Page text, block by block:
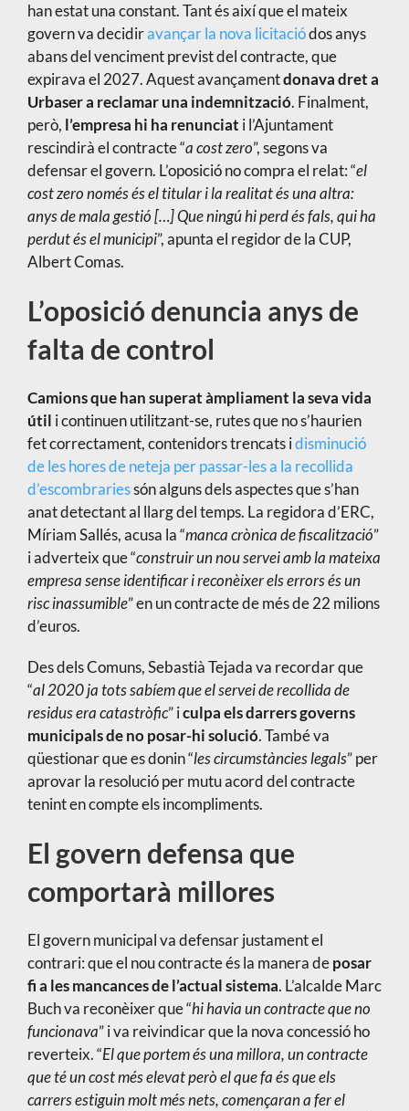
han estat una constant. Tant és així que el mateix
govern va decidiravançar la nova licitaciódos anys
abans del venciment previst del contracte, que
expirava el 2027. Aquest avançamentdonava dret a
Urbaser a reclamar una indemnització. Finalment,
però, l’empresa hi ha renunciat i l’Ajuntament
rescindirà el contracte “a cost zero”, segons va
defensar el govern. L’oposició no compra el relat: “el
cost zero només és el titular i la realitat és una altra:
anys de mala gestió […] Que ningú hi perd és fals, qui ha
perdut és el municipi”, apunta el regidor de la CUP,
Albert Comas.
L’oposició denuncia anys de
falta de control
Camions que han superat àmpliament la seva vida
útil i continuen utilitzant-se, rutes que no s’haurien
fet correctament, contenidors trencats idisminució
de les hores de neteja per passar-les a la recollida
d’escombrariessón alguns dels aspectes que s’han
anat detectant al llarg del temps. La regidora d’ERC,
Míriam Sallés, acusa la “manca crònica de fiscalització”
i adverteix que “construir un nou servei amb la mateixa
empresa sense identificar i reconèixer els errors és un
risc inassumible” en un contracte de més de 22 milions
d’euros.
Des dels Comuns, Sebastià Tejada va recordar que
“al 2020 ja tots sabíem que el servei de recollida de
residus era catastròfic” iculpa els darrers governs
municipals de no posar-hi solució. També va
qüestionar que es donin “les circumstàncies legals” per
aprovar la resolució per mutu acord del contracte
tenint en compte els incompliments.
El govern defensa que
comportarà millores
El govern municipal va defensar justament el
contrari: que el nou contracte és la manera deposar
fi a les mancances de l’actual sistema. L’alcalde Marc
Buch va reconèixer que “hi havia un contracte que no
funcionava” i va reivindicar que la nova concessió ho
reverteix. “El que portem és una millora, un contracte
que té un cost més elevat però el que fa és que els
carrers estiguin molt més nets, començaran a fer el